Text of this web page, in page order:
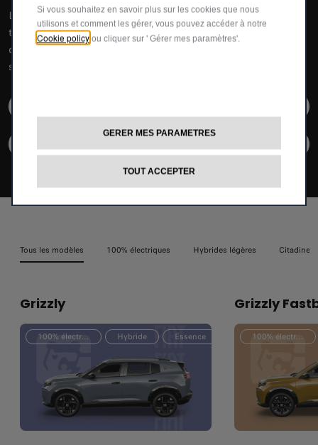
La nouvelle Fiat 500 Hybrid Dolcevita, conçue pour attirer
tous les regards et sublimer chaque trajet, est bien plus
qu’une voiture : c’est un moment à vivre, une émotion, une
saison à savourer.
Tous les modèles 100% électriques Hybrides légères Citadines
Grizzly
100% électrique Hybride Essence
Grizzly
100% électrique
Si vous souhaitez en savoir plus sur les cookies que nous
utilisons et comment les gérer, vous pouvez accéder à notre
Cookie policy ou cliquer sur ' Gérer mes paramètres'.
GERER MES PARAMETRES
TOUT ACCEPTER